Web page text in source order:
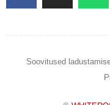
Soovitused